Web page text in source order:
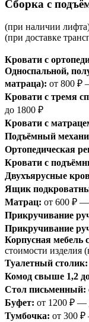
Сборка с
(при наличии
(при доставке
Кровати с
Односпальной,
матраца): от 800 ₽
Кровати с тремя
до 1800 ₽
Кровати с
Подъёмный
Ортопедическая
Кровати с
Двухъярусные
Ящик
Матрац: от 600 ₽
Прикручивание
Прикручивание
Корпусная мебель
стоимости изделия
Туалетный столик:
Комод свыше 1,2
Стол письменный:
Буфет: от 1200 ₽ —
Тумбочка: от 300